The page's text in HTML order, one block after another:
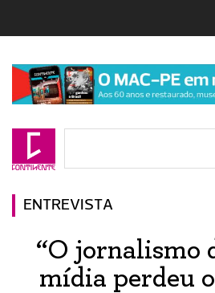
ENTREVISTA
“O jornalismo
mídia perdeu